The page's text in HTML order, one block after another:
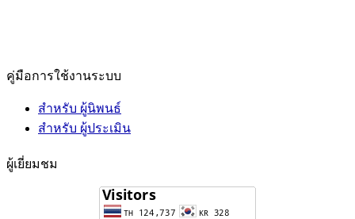
คู่มือการใช้งานระบบ
สำหรับ ผู้นิพนธ์
สำหรับ ผู้ประเมิน
ผู้เยี่ยมชม